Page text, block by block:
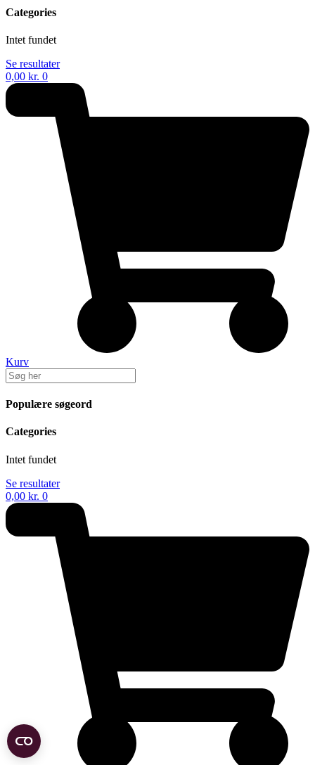
Categories
Intet fundet
Se resultater
0,00 kr. 0
Kurv
Populære søgeord
Categories
Intet fundet
Se resultater
0,00 kr. 0